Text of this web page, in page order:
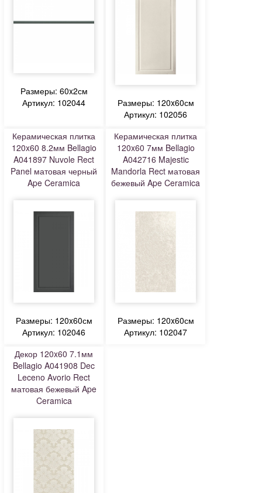
Размеры: 60x2см
Артикул: 102044
Размеры: 120x60см
Артикул: 102056
Керамическая плитка
120x60 8.2мм Bellagio
A041897 Nuvole Rect
Panel матовая черный
Ape Ceramica
Размеры: 120x60см
Артикул: 102046
Керамическая плитка
120x60 7мм Bellagio
A042716 Majestic
Mandorla Rect матовая
бежевый Ape Ceramica
Размеры: 120x60см
Артикул: 102047
Декор 120x60 7.1мм
Bellagio A041908 Dec
Leceno Avorio Rect
матовая бежевый Ape
Ceramica